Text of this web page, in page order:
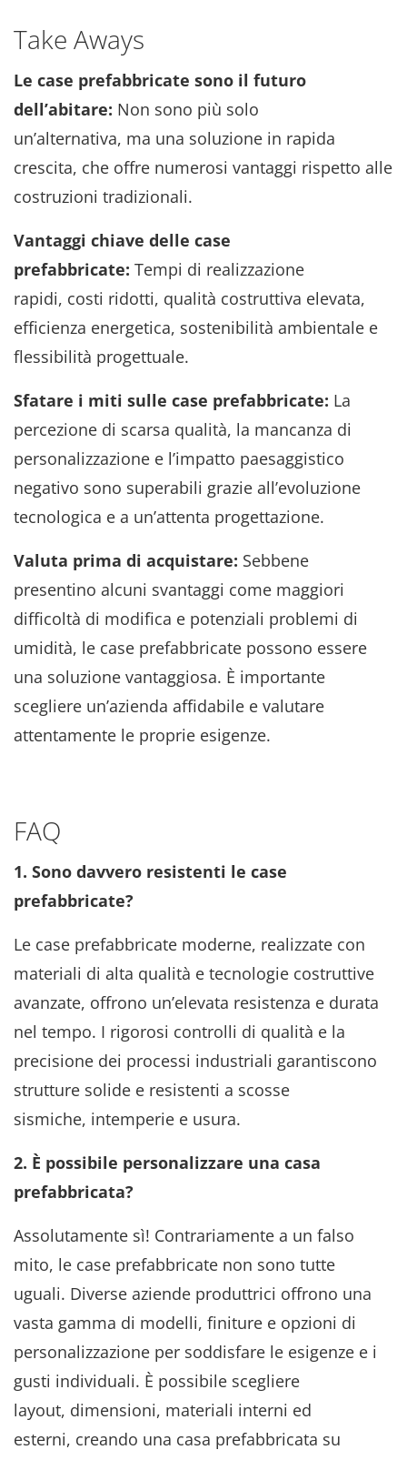
Take Aways
Le case prefabbricate sono il futuro
dell’abitare: Non sono più solo
un’alternativa, ma una soluzione in rapida
crescita, che offre numerosi vantaggi rispetto alle
costruzioni tradizionali.
Vantaggi chiave delle case
prefabbricate: Tempi di realizzazione
rapidi, costi ridotti, qualità costruttiva elevata,
efficienza energetica, sostenibilità ambientale e
flessibilità progettuale.
Sfatare i miti sulle case prefabbricate: La
percezione di scarsa qualità, la mancanza di
personalizzazione e l’impatto paesaggistico
negativo sono superabili grazie all’evoluzione
tecnologica e a un’attenta progettazione.
Valuta prima di acquistare: Sebbene
presentino alcuni svantaggi come maggiori
difficoltà di modifica e potenziali problemi di
umidità, le case prefabbricate possono essere
una soluzione vantaggiosa. È importante
scegliere un’azienda affidabile e valutare
attentamente le proprie esigenze.
FAQ
1. Sono davvero resistenti le case
prefabbricate?
Le case prefabbricate moderne, realizzate con
materiali di alta qualità e tecnologie costruttive
avanzate, offrono un’elevata resistenza e durata
nel tempo. I rigorosi controlli di qualità e la
precisione dei processi industriali garantiscono
strutture solide e resistenti a scosse
sismiche, intemperie e usura.
2. È possibile personalizzare una casa
prefabbricata?
Assolutamente sì! Contrariamente a un falso
mito, le case prefabbricate non sono tutte
uguali. Diverse aziende produttrici offrono una
vasta gamma di modelli, finiture e opzioni di
personalizzazione per soddisfare le esigenze e i
gusti individuali. È possibile scegliere
layout, dimensioni, materiali interni ed
esterni, creando una casa prefabbricata su